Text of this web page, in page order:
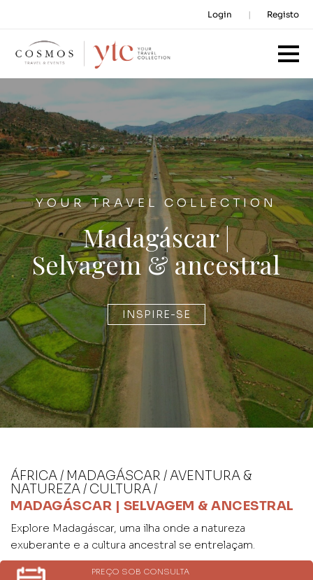
Login Registo
YOUR TRAVEL COLLECTION
Madagáscar |
Selvagem & ancestral
INSPIRE-SE
ÁFRICA / MADAGÁSCAR / AVENTURA &
NATUREZA / CULTURA /
MADAGÁSCAR | SELVAGEM & ANCESTRAL
Explore Madagáscar, uma ilha onde a natureza
exuberante e a cultura ancestral se entrelaçam.
PREÇO SOB CONSULTA